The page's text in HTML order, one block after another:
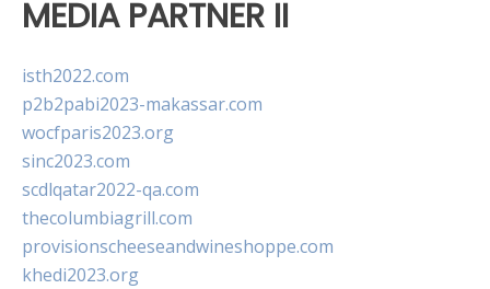
MEDIA PARTNER II
isth2022.com
p2b2pabi2023-makassar.com
wocfparis2023.org
sinc2023.com
scdlqatar2022-qa.com
thecolumbiagrill.com
provisionscheeseandwineshoppe.com
khedi2023.org